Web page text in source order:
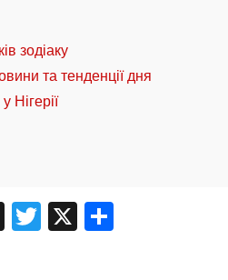
зодіаку
та тенденції дня
T
hr
T
w
X